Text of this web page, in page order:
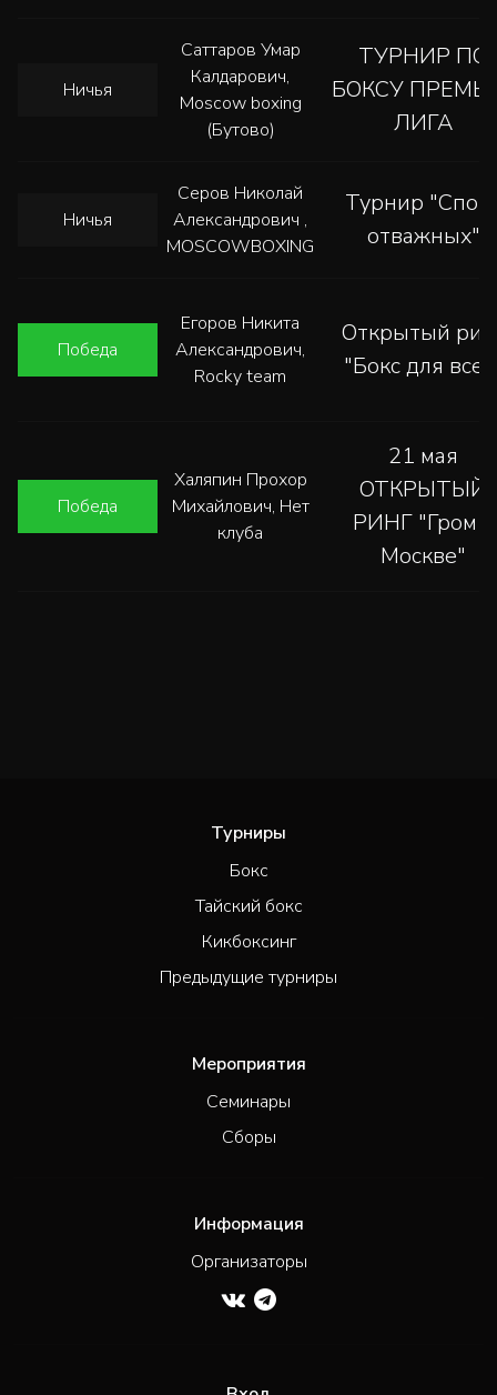
Ничья
Саттаров Умар
Калдарович,
Moscow boxing
(Бутово)
ТУРНИР ПО
БОКСУ
ЛИГА
Ничья
Серов Николай
Александрович ,
MOSCOWBOXING
Турнир
отважных"
Победа
Егоров Никита
Александрович,
Rocky team
Открытый
"Бокс для
Победа
Халяпин Прохор
Михайлович, Нет
клуба
21 мая
ОТКРЫТЫЙ
РИНГ "Гром в
Москве"
Турниры
Бокс
Тайский бокс
Кикбоксинг
Предыдущие турниры
Мероприятия
Семинары
Сборы
Информация
Организаторы